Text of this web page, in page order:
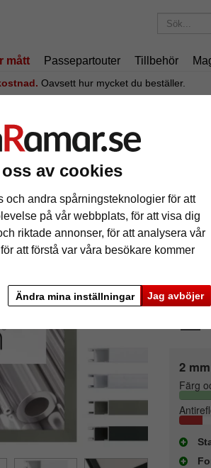
av cookies
och andra spårningsteknologier för att
på vår webbplats, för att visa dig
riktade annonser, för att analysera vår
att förstå var våra besökare kommer
Jag avböjer
Ändra mina inställningar
mått Passepartouter Tillbehör
Oavsett hur mycket du beställer.
profil 94
Nielsen
2
Färg